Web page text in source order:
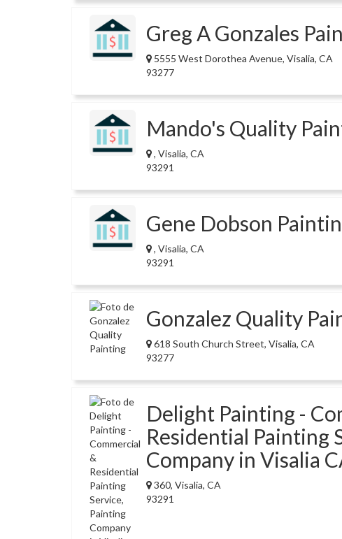
Greg A Gonzales
5555 West Dorothea Avenue, Visalia, CA
93277
Mando's Quality
, Visalia, CA
93291
Gene Dobson
, Visalia, CA
93291
Gonzalez Quality
618 South Church Street, Visalia, CA
93277
Delight Painting -
Residential Painting
Company in Visalia
360, Visalia, CA
93291